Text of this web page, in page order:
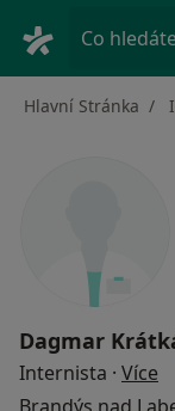
Co
Hlavní Stránka
Dagmar
Internista · Více